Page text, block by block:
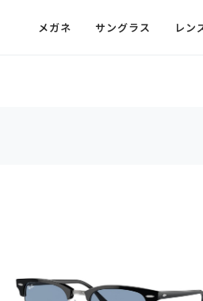
メガネ サングラス レン